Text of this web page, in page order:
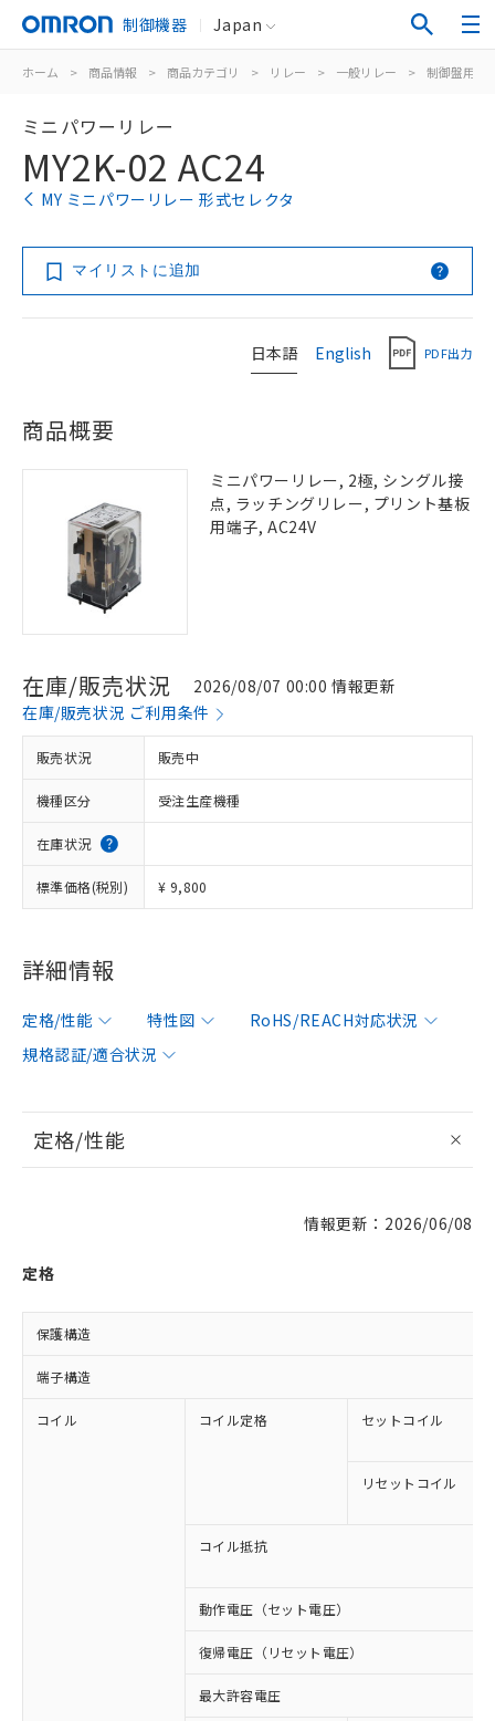
制御機器 Japan
ホーム > 商品情報 > 商品カテゴリ > リレー > 一般リレー > 制御盤用
ミニパワーリレー
MY2K-02 AC24
MY ミニパワーリレー 形式セレクタ
マイリストに追加
日本語 English PDF出力
商品概要
ミニパワーリレー, 2極, シングル接
点, ラッチングリレー, プリント基板
用端子, AC24V
在庫/販売状況
2026/08/07 00:00 情報更新
在庫/販売状況 ご利用条件
販売状況 販売中
機種区分 受注生産機種
在庫状況
標準価格(税別) ¥ 9,800
詳細情報
定格/性能 特性図
RoHS/REACH対応状況
規格認証/適合状況
定格/性能
情報更新：2026/06/08
定格
保護構造
端子構造
コイル コイル定格 セットコイル
リセットコイル
コイル抵抗
動作電圧（セット電圧）
復帰電圧（リセット電圧）
最大許容電圧